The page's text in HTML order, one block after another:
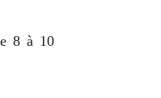
8 à 10